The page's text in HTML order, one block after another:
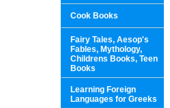
Cook Books
Fairy Tales, Aesop's
Fables, Mythology,
Childrens Books, Teen
Books
Learning Foreign
Languages for Greeks